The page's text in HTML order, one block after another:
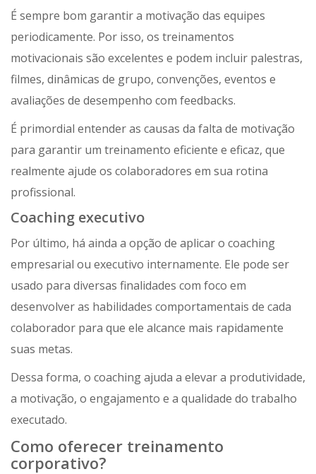
É sempre bom garantir a motivação das equipes
periodicamente. Por isso, os treinamentos
motivacionais são excelentes e podem incluir palestras,
filmes, dinâmicas de grupo, convenções, eventos e
avaliações de desempenho com feedbacks.
É primordial entender as causas da falta de motivação
para garantir um treinamento eficiente e eficaz, que
realmente ajude os colaboradores em sua rotina
profissional.
Coaching executivo
Por último, há ainda a opção de aplicar o coaching
empresarial ou executivo internamente. Ele pode ser
usado para diversas finalidades com foco em
desenvolver as habilidades comportamentais de cada
colaborador para que ele alcance mais rapidamente
suas metas.
Dessa forma, o coaching ajuda a elevar a produtividade,
a motivação, o engajamento e a qualidade do trabalho
executado.
Como oferecer treinamento
corporativo?